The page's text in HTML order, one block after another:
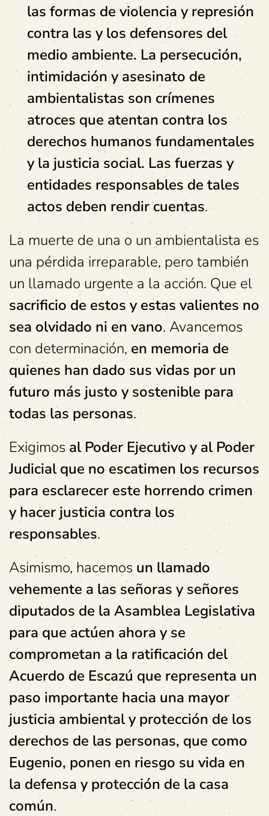
las formas de violencia y represión
contra las y los defensores del
medio ambiente. La persecución,
intimidación y asesinato de
ambientalistas son crímenes
atroces que atentan contra los
derechos humanos fundamentales
y la justicia social. Las fuerzas y
entidades responsables de tales
actos deben rendir cuentas.
La muerte de una o un ambientalista es
una pérdida irreparable, pero también
un llamado urgente a la acción. Que el
sacrificio de estos y estas valientes no
sea olvidado ni en vano. Avancemos
con determinación, en memoria de
quienes han dado sus vidas por un
futuro más justo y sostenible para
todas las personas.
Exigimos al Poder Ejecutivo y al Poder
Judicial que no escatimen los recursos
para esclarecer este horrendo crimen
y hacer justicia contra los
responsables.
Asimismo, hacemos un llamado
vehemente a las señoras y señores
diputados de la Asamblea Legislativa
para que actúen ahora y se
comprometan a la ratificación del
Acuerdo de Escazú que representa un
paso importante hacia una mayor
justicia ambiental y protección de los
derechos de las personas, que como
Eugenio, ponen en riesgo su vida en
la defensa y protección de la casa
común.